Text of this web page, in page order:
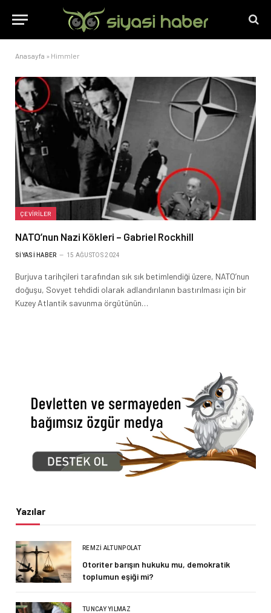
Anasayfa » Himmler
ÇEVIRILER
NATO’nun Nazi Kökleri – Gabriel Rockhill
SIYASI HABER 15 AĞUSTOS 2024
Burjuva tarihçileri tarafından sık sık betimlendiği üzere, NATO’nun
doğuşu, Sovyet tehdidi olarak adlandırılanın bastırılması için bir
Kuzey Atlantik savunma örgütünün…
Yazılar
REMZI ALTUNPOLAT
Otoriter barışın hukuku mu, demokratik
toplumun eşiği mi?
TUNCAY YILMAZ